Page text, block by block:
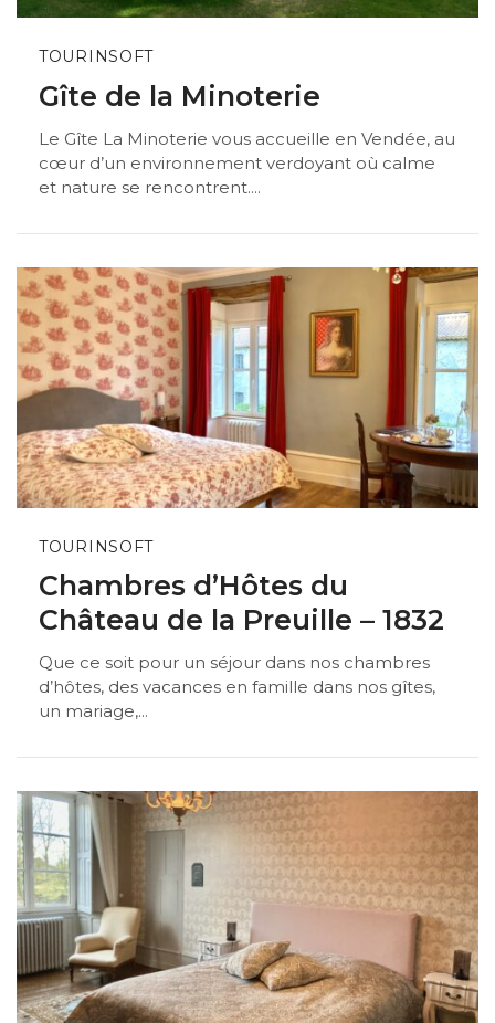
TOURINSOFT
Gîte de la Minoterie
Le Gîte La Minoterie vous accueille en Vendée, au
cœur d’un environnement verdoyant où calme
et nature se rencontrent....
TOURINSOFT
Chambres d’Hôtes du
Château de la Preuille – 1832
Que ce soit pour un séjour dans nos chambres
d’hôtes, des vacances en famille dans nos gîtes,
un mariage,...